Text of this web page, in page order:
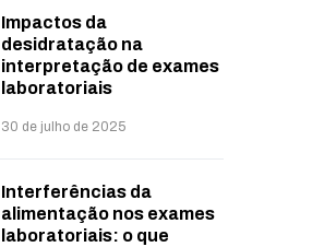
Impactos da
desidratação na
interpretação de exames
laboratoriais
30 de julho de 2025
Interferências da
alimentação nos exames
laboratoriais: o que